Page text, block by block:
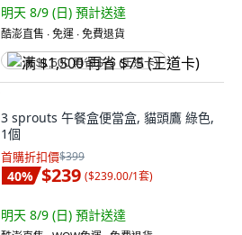
明天 8/9 (日) 預計送達
酷澎直售 ∙ 免運 ∙ 免費退貨
满 $1,500 再省 $75 (王道卡)
3 sprouts 午餐盒便當盒, 貓頭鷹 綠色,
1個
首購折扣價$399
40% $239 ($239.00/1套)
明天 8/9 (日) 預計送達